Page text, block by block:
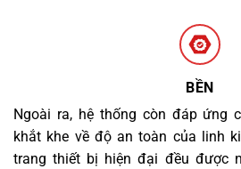
BỀN
Ngoài ra, hệ thống còn đáp ứng
khắt khe về độ an toàn của linh
trang thiết bị hiện đại đều được